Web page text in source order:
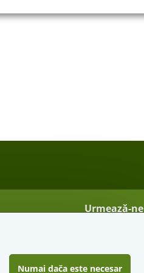
Urmează-ne
Vreau sfaturi secrete
Numai dača este necesar